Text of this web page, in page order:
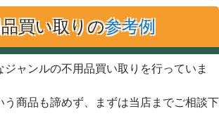
買い取りの参考例
ャンルの不用品買い取りを行っていま
う商品も諦めず、まずは当店までご相談下